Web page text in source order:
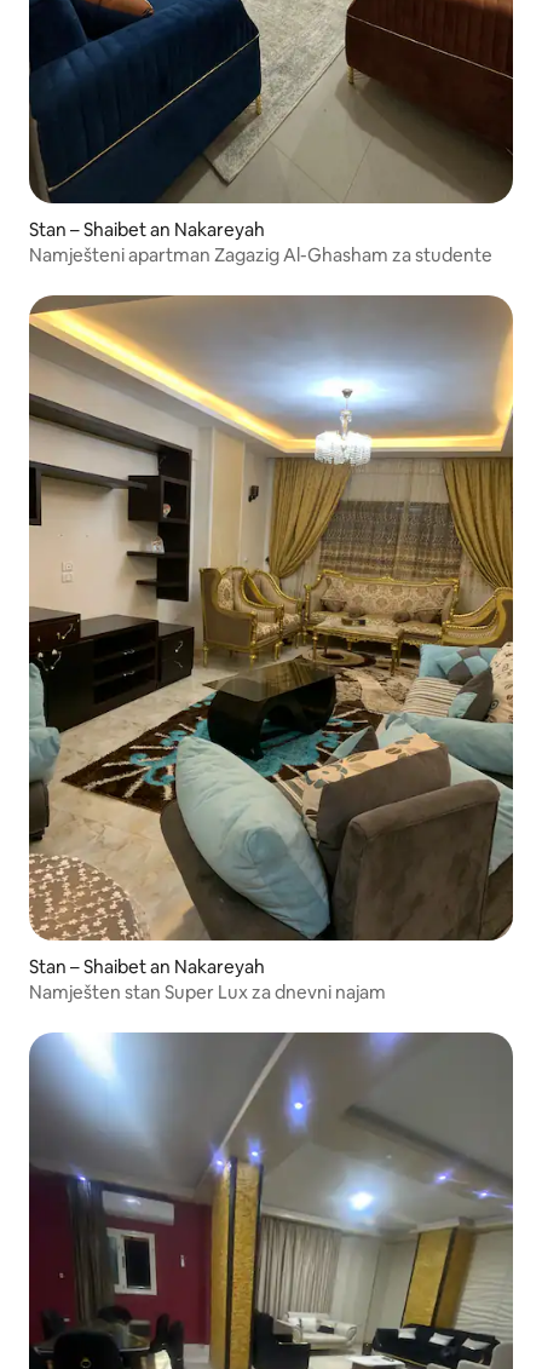
Stan – Shaibet an Nakareyah
Namješteni apartman Zagazig Al-Ghasham za studente
Stan – Shaibet an Nakareyah
Namješten stan Super Lux za dnevni najam